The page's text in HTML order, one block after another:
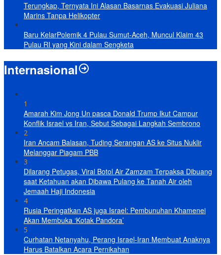
Terungkap, Ternyata Ini Alasan Basarnas Evakuasi Juliana
Marins Tanpa Helikopter
Baru KelarPolemik 4 Pulau Sumut-Aceh, Muncul Klaim 43
Pulau RI yang Kini dalam Sengketa
Internasional
1
Amarah Kim Jong Un pasca Donald Trump Ikut Campur
Konflik Israel vs Iran, Sebut Sebagai Langkah Sembrono
2
Iran Ancam Balasan, Tuding Serangan AS ke Situs Nuklir
Melanggar Piagam PBB
3
Dilarang Petugas, Viral Botol Air Zamzam Terpaksa Dibuang
saat Ketahuan akan Dibawa Pulang ke Tanah Air oleh
Jemaah Haji Indonesia
4
Rusia Peringatkan AS juga Israel: Pembunuhan Khamenei
Akan Membuka ‘Kotak Pandora’
5
Curhatan Netanyahu, Perang Israel-Iran Membuat Anaknya
Harus Batalkan Acara Pernikahan